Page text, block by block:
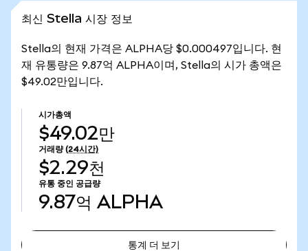
최신 Stella 시장 정보
Stella의 현재 가격은 ALPHA당 $0.000497입니다. 현
재 유통량은 9.87억 ALPHA이며, Stella의 시가 총액은
$49.02만입니다.
시가총액
$49.02만
거래량 (24시간)
$2.29천
유통 중인 공급량
9.87억 ALPHA
통계 더 보기